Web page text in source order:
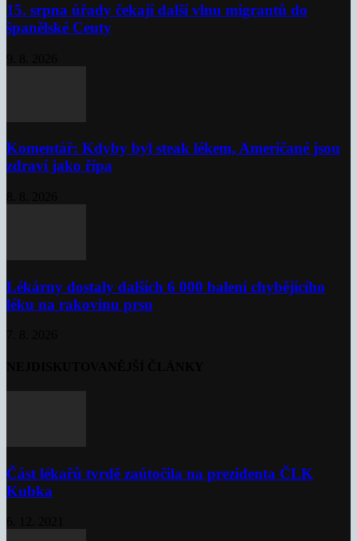
15. srpna úřady čekají další vlnu migrantů do
španělské Ceuty
Komentář: Kdyby byl steak lékem, Američané jsou
zdraví jako řípa
Lékárny dostaly dalších 6 000 balení chybějícího
léku na rakovinu prsu
Část lékařů tvrdě zaútočila na prezidenta ČLK
Kubka